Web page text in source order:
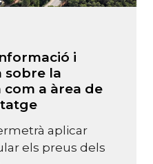
i
sobre la
com a àrea de
aplicar
els preus dels